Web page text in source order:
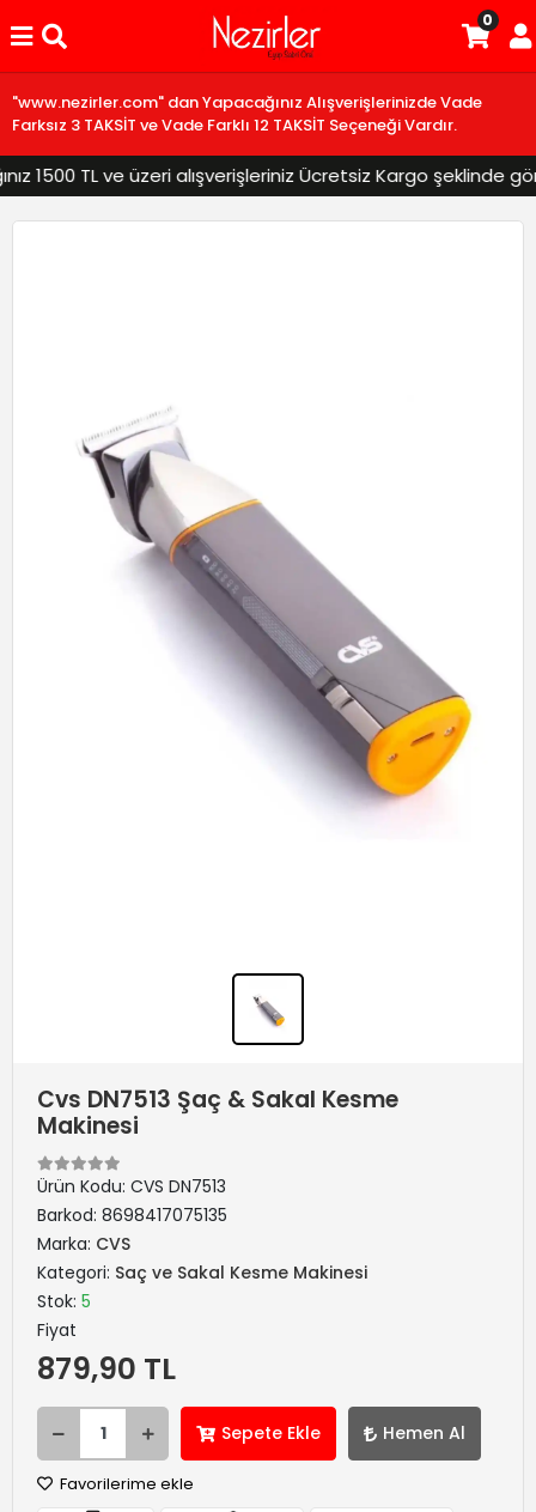
"www.nezirler.com" dan Yapacağınız Alışverişlerinizde Vade
Farksız 3 TAKSİT ve Vade Farklı 12 TAKSİT Seçeneği Vardır.
1500 TL ve üzeri alışverişleriniz Ücretsiz Kargo şeklinde
0
Cvs DN7513 Şaç & Sakal Kesme
Makinesi
Ürün Kodu: CVS DN7513
Barkod: 8698417075135
Marka: CVS
Kategori: Saç ve Sakal Kesme Makinesi
Stok: 5
Fiyat
879,90 TL
Sepete Ekle Hemen Al
Favorilerime ekle